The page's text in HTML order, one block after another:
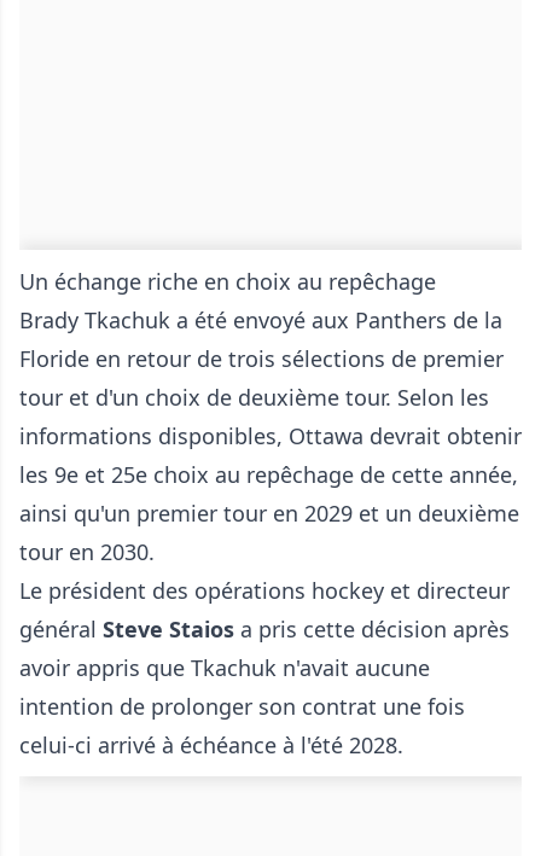
Un échange riche en choix au repêchage
Brady Tkachuk a été envoyé aux Panthers de la
Floride en retour de trois sélections de premier
tour et d'un choix de deuxième tour. Selon les
informations disponibles, Ottawa devrait obtenir
les 9e et 25e choix au repêchage de cette année,
ainsi qu'un premier tour en 2029 et un deuxième
tour en 2030.
Le président des opérations hockey et directeur
général Steve Staios a pris cette décision après
avoir appris que Tkachuk n'avait aucune
intention de prolonger son contrat une fois
celui-ci arrivé à échéance à l'été 2028.